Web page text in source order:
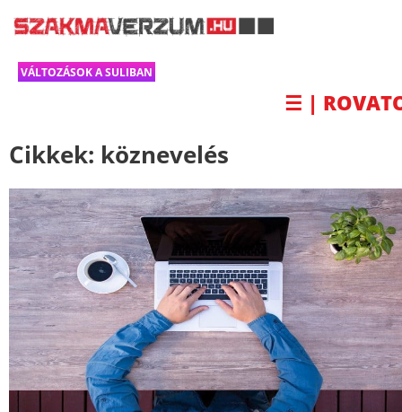
VÁLTOZÁSOK A SULIBAN
☰ |
Cikkek: köznevelés